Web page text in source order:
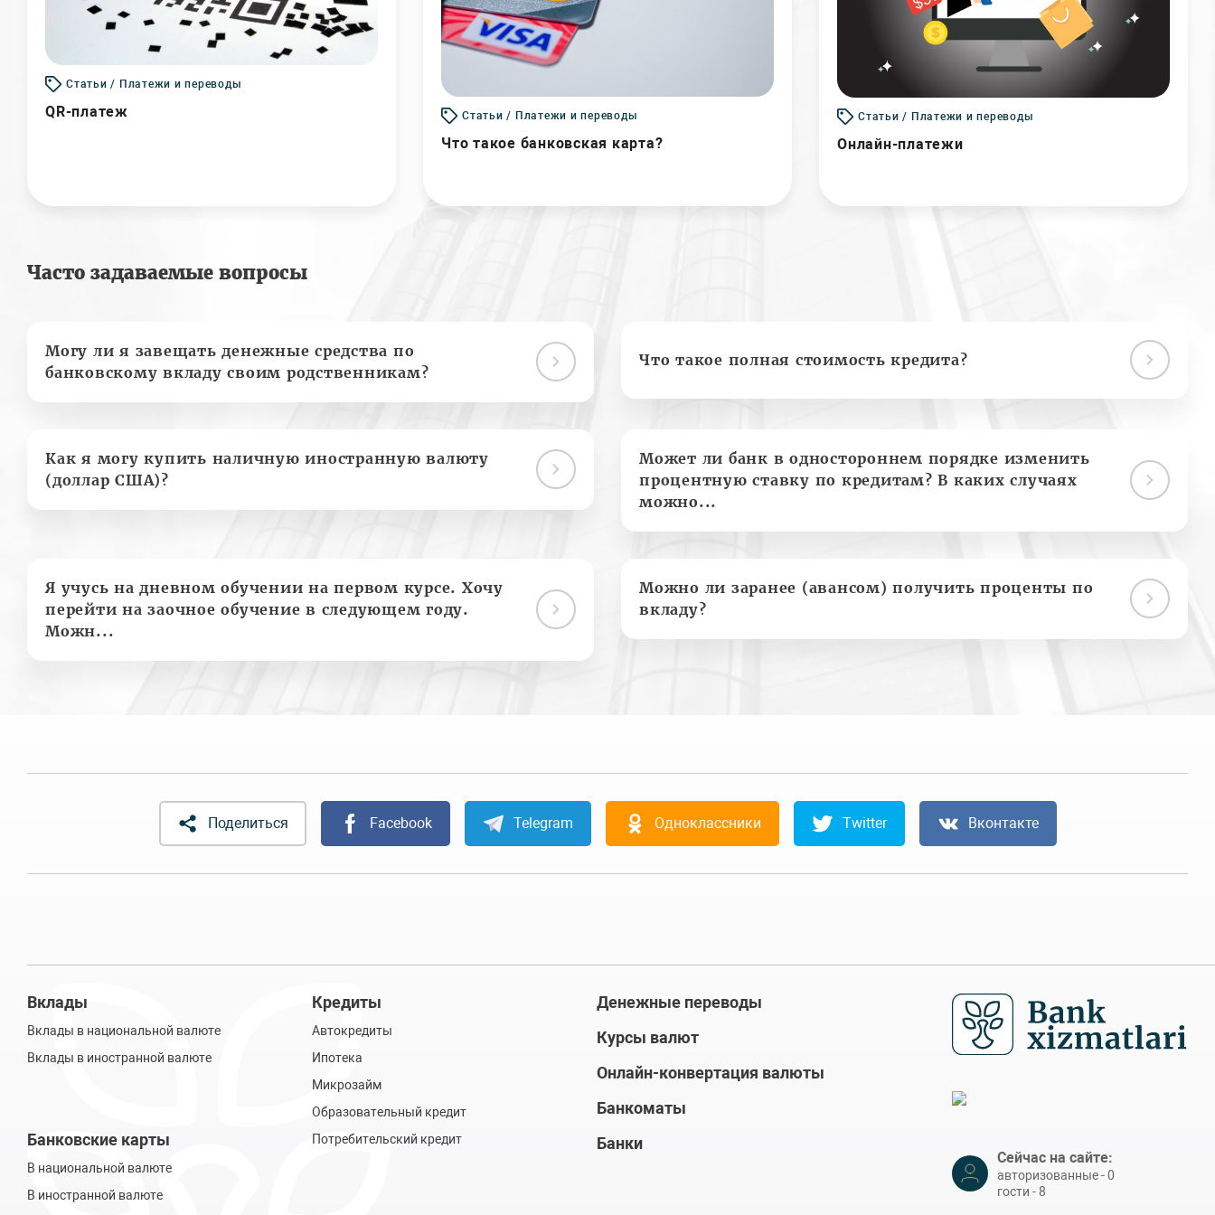
Статьи / Платежи и переводы
QR-платеж Статьи / Платежи и переводы
Что такое банковская карта?
Статьи / Платежи и переводы
Онлайн-платежи
Часто задаваемые вопросы
Могу ли я завещать денежные средства по
банковскому вкладу своим родственникам?
Что такое полная стоимость кредита?
Как я могу купить наличную иностранную валюту
(доллар США)?
Может ли банк в одностороннем порядке изменить
процентную ставку по кредитам? В каких случаях
можно...
Я учусь на дневном обучении на первом курсе. Хочу
перейти на заочное обучение в следующем году.
Можн...
Можно ли заранее (авансом) получить проценты по
вкладу?
Поделиться Facebook Telegram Одноклассники Twitter Вконтакте
Вклады
Вклады в национальной валюте
Вклады в иностранной валюте
Банковские карты
В национальной валюте
В иностранной валюте
Кредиты
Автокредиты
Ипотека
Микрозайм
Образовательный кредит
Потребительский кредит
Денежные переводы
Курсы валют
Онлайн-конвертация валюты
Банкоматы
Банки
Сейчас на сайте:
авторизованные - 0
гости - 8